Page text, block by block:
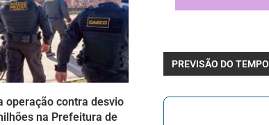
operação contra desvio
na Prefeitura de
PREVISÃO DO TEMPO